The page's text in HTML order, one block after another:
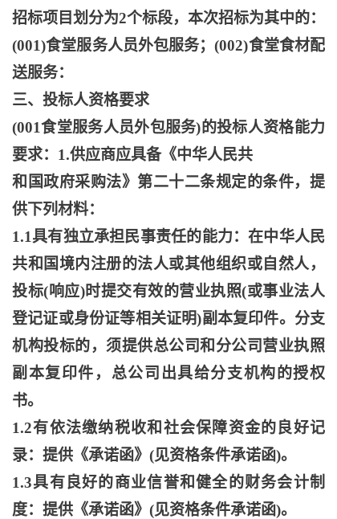
招标项目划分为2个标段，本次招标为其中的：
(001)食堂服务人员外包服务；(002)食堂食材配
送服务：
三、投标人资格要求
(001食堂服务人员外包服务)的投标人资格能力
要求：1.供应商应具备《中华人民共
和国政府采购法》第二十二条规定的条件，提
供下列材料：
1.1具有独立承担民事责任的能力：在中华人民
共和国境内注册的法人或其他组织或自然人，
投标(响应)时提交有效的营业执照(或事业法人
登记证或身份证等相关证明)副本复印件。分支
机构投标的，须提供总公司和分公司营业执照
副本复印件，总公司出具给分支机构的授权
书。
1.2有依法缴纳税收和社会保障资金的良好记
录：提供《承诺函》(见资格条件承诺函)。
1.3具有良好的商业信誉和健全的财务会计制
度：提供《承诺函》(见资格条件承诺函)。